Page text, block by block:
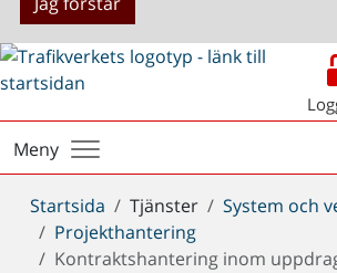
Meny
Du
är
här:
Startsida Tjänster
System och
Projekthantering
Kontraktshantering inom